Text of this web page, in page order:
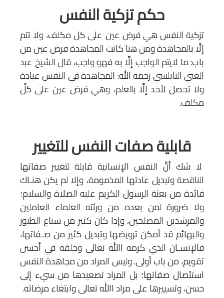
حكم تزكية النفس
تزكية النفس هي فرض عين على كل مكلف، ولا تتم
إلَّا بالمجاهدة ومن هنا كانت المجاهدة فرض عين من
باب: ما لايتم الواجب إلَّا به فهو واجب، قال الشيخ عبد
الغني النابلسي رحمه الله: المجاهدة في النفس عبادة
ولا تحصل لأحد إلَّا بالعلم، وهي فرض عين على كلِّ
مكلف.
قابلية صفات النفس للتغيير
لا شك أنَّ النفس الإنسانية قابلة لتغيير صفاتها
الناقصة وتبديل عادتها المذمومة، وإلا لم يكن هنـاك
فائدة من بعثة الرسول الكريم عليه الصلاة والسلام؛
ولا ضرورة لمن بعده من ورثته العلماء العاملين
والمرشدين المصلحين، وإذا كان كثير من سباع الطيور
والبهائم قد أمكن ترويضها وتبديل كثير من صـفاتها،
فالإنسـان الذي كرمه االله تعالى وخلقه في أحسن
تقويم، من باب أولى. وليس المراد من مجاهدة النفس
استئصال صفاتها؛ بل المراد تصعيدها من سيء إلى
حسن، وتسييرها على مراد االله تعالى وابتغاء مرضاته.